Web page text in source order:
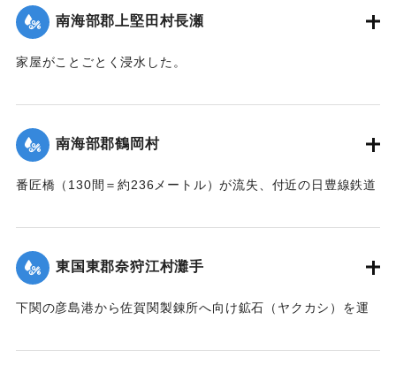
｜固有コード: 002680201
南海部郡上堅田村長瀬
家屋がことごとく浸水した。
｜固有コード:
南海部郡鶴岡村
番匠橋（130間＝約236メートル）が流失、付近の日豊線鉄道
｜固有コード: 002680194
東国東郡奈狩江村灘手
下関の彦島港から佐賀関製錬所へ向け鉱石（ヤクカシ）を運
江村の漁業組合の2人が発見し、消防組と協力、現場へ決死者